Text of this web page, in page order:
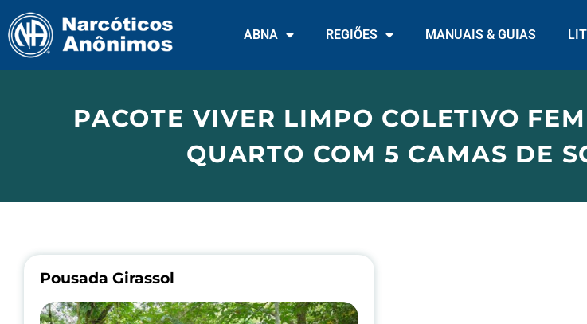
ABNA REGIÕES MANUAIS & GUIAS
PACOTE VIVER LIMPO COLETIVO
QUARTO COM 5 CAMAS DE
Pousada Girassol